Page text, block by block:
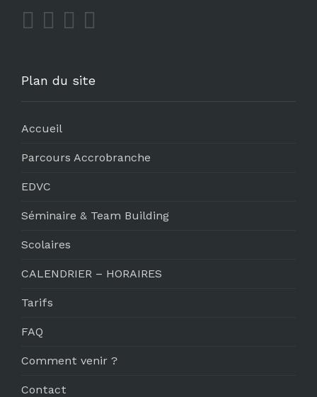
Plan du site
Accueil
Parcours Accrobranche
EDVC
Séminaire & Team Building
Scolaires
CALENDRIER – HORAIRES
Tarifs
FAQ
Comment venir ?
Contact